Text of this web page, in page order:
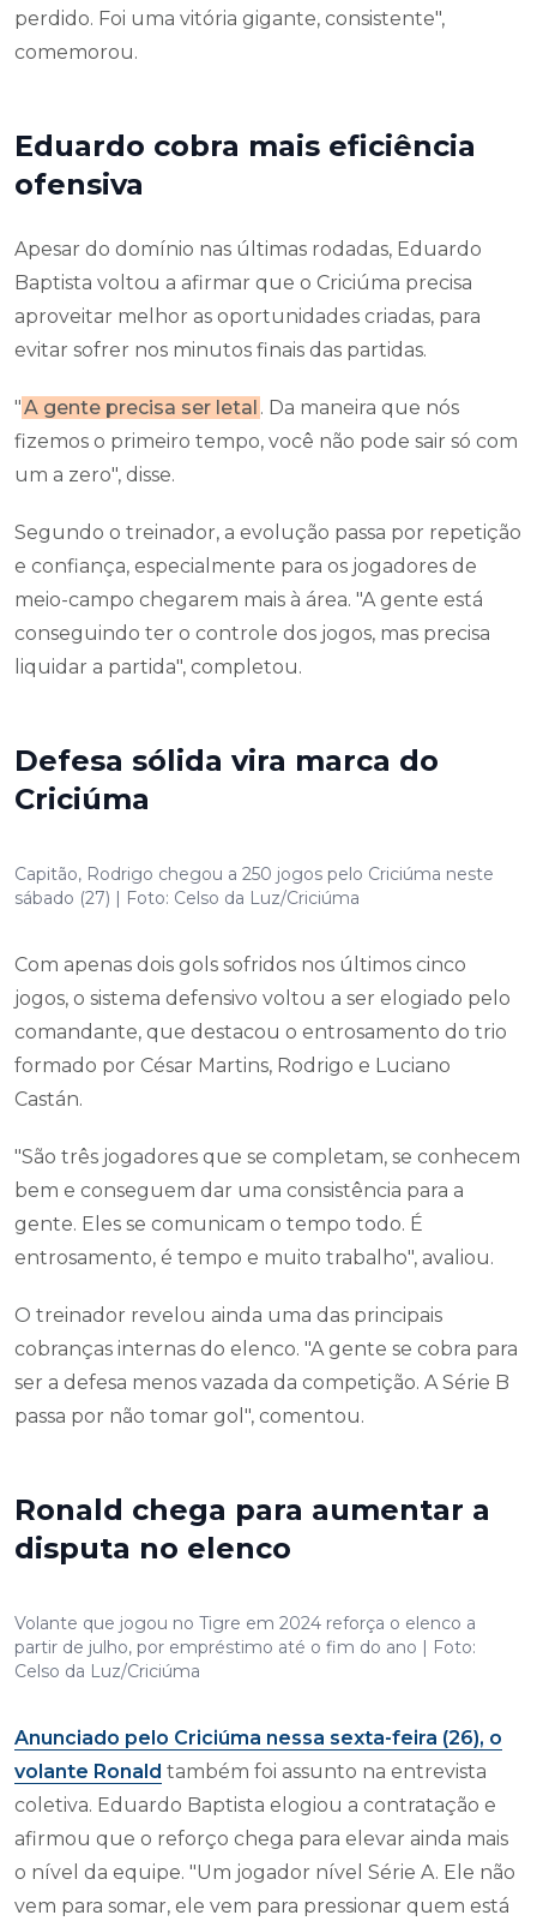
perdido. Foi uma vitória gigante, consistente",
comemorou.
Eduardo cobra mais eficiência
ofensiva
Apesar do domínio nas últimas rodadas, Eduardo
Baptista voltou a afirmar que o Criciúma precisa
aproveitar melhor as oportunidades criadas, para
evitar sofrer nos minutos finais das partidas.
"A gente precisa ser letal . Da maneira que nós
fizemos o primeiro tempo, você não pode sair só com
um a zero", disse.
Segundo o treinador, a evolução passa por repetição
e confiança, especialmente para os jogadores de
meio-campo chegarem mais à área. "A gente está
conseguindo ter o controle dos jogos, mas precisa
liquidar a partida", completou.
Defesa sólida vira marca do
Criciúma
Capitão, Rodrigo chegou a 250 jogos pelo Criciúma neste
sábado (27) | Foto: Celso da Luz/Criciúma
Com apenas dois gols sofridos nos últimos cinco
jogos, o sistema defensivo voltou a ser elogiado pelo
comandante, que destacou o entrosamento do trio
formado por César Martins, Rodrigo e Luciano
Castán.
"São três jogadores que se completam, se conhecem
bem e conseguem dar uma consistência para a
gente. Eles se comunicam o tempo todo. É
entrosamento, é tempo e muito trabalho", avaliou.
O treinador revelou ainda uma das principais
cobranças internas do elenco. "A gente se cobra para
ser a defesa menos vazada da competição. A Série B
passa por não tomar gol", comentou.
Ronald chega para aumentar a
disputa no elenco
Volante que jogou no Tigre em 2024 reforça o elenco a
partir de julho, por empréstimo até o fim do ano | Foto:
Celso da Luz/Criciúma
Anunciado pelo Criciúma nessa sexta-feira (26), o
volante Ronald também foi assunto na entrevista
coletiva. Eduardo Baptista elogiou a contratação e
afirmou que o reforço chega para elevar ainda mais
o nível da equipe. "Um jogador nível Série A. Ele não
vem para somar, ele vem para pressionar quem está